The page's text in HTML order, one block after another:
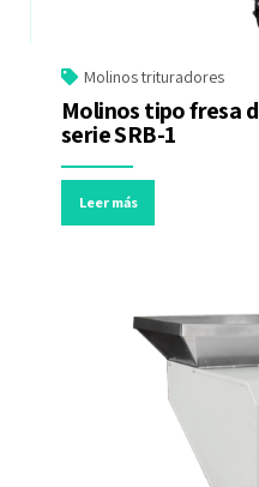
Molinos trituradores
Molinos tipo fresa
serie SRB-1
Leer más